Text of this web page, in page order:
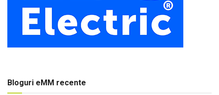
Bloguri eMM recente